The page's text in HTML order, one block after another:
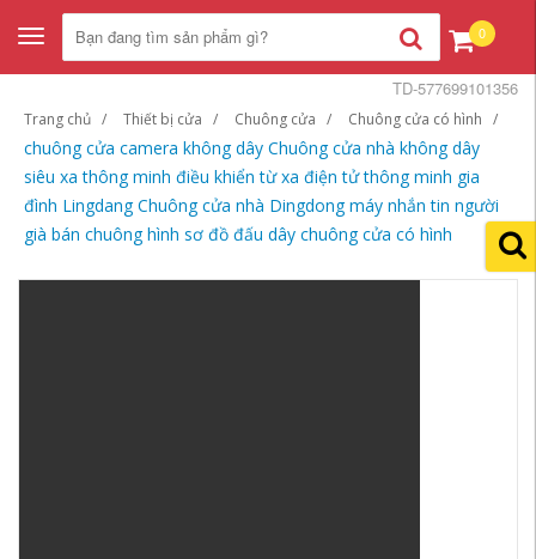
Toggle
navigation
0
Trang chủ Thiết bị cửa Chuông cửa Chuông cửa có hình
chuông cửa camera không dây Chuông cửa nhà không dây
siêu xa thông minh điều khiển từ xa điện tử thông minh gia
đình Lingdang Chuông cửa nhà Dingdong máy nhắn tin người
già bán chuông hình sơ đồ đấu dây chuông cửa có hình
TD-577699101356